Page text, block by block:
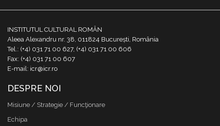
INSTITUTUL CULTURAL ROMÂN
Aleea Alexandru nr. 38, 011824 București, România
Tel.: (+4) 031 71 00 627, (+4) 031 71 00 606
Fax: (+4) 031 71 00 607
E-mail: icr@icr.ro
DESPRE NOI
Misiune / Strategie / Funcţionare
Echipa